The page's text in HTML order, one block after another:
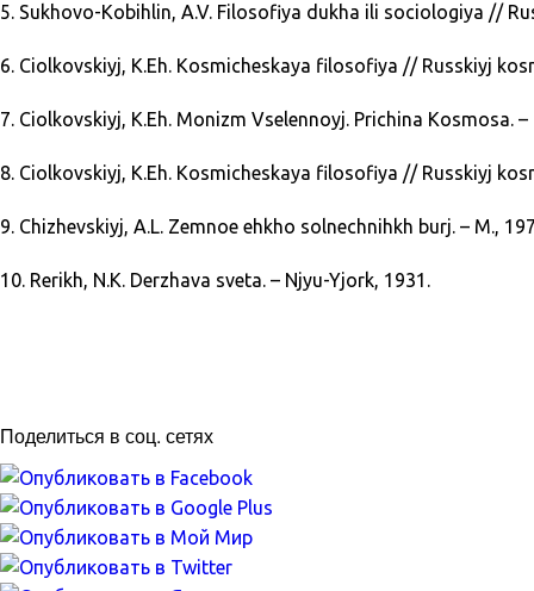
5. Sukhovo-Kobihlin, A.V. Filosofiya dukha ili sociologiya //
6. Ciolkovskiyj, K.Eh. Kosmicheskaya filosofiya // Russkiyj
7. Ciolkovskiyj, K.Eh. Monizm Vselennoyj. Prichina Kosmosa.
8. Ciolkovskiyj, K.Eh. Kosmicheskaya filosofiya // Russkiyj
9. Chizhevskiyj, A.L. Zemnoe ehkho solnechnihkh burj. – M.,
10. Rerikh, N.K. Derzhava sveta. – Njyu-Yjork, 1931.
Поделиться в соц. сетях